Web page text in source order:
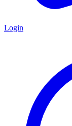
Login